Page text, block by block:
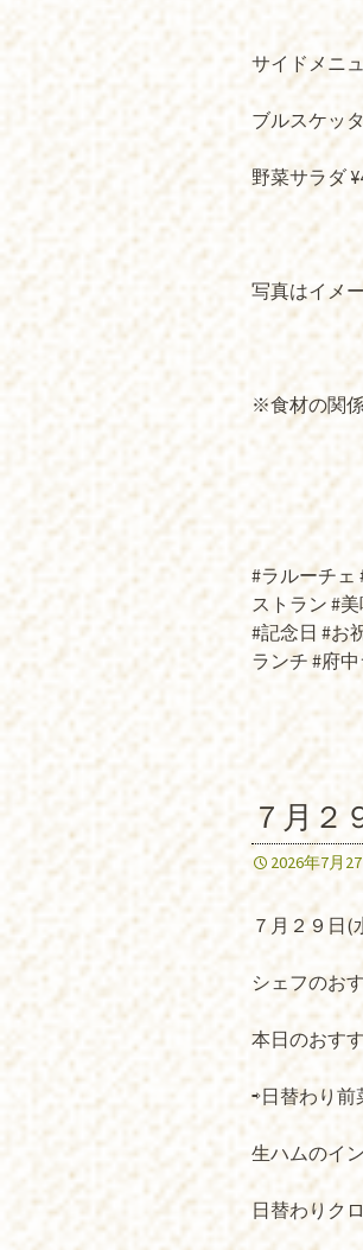
サイドメニ
ブルスケッ
野菜サラダ
写真はイメ
※食材の関
#ラルーチェ
ストラン #
#記念日 #お
ランチ #府
７月２
2026年7月
７月２９日(
シェフのお
本日のおす
⇨日替わり前
生ハムのイ
日替わりク